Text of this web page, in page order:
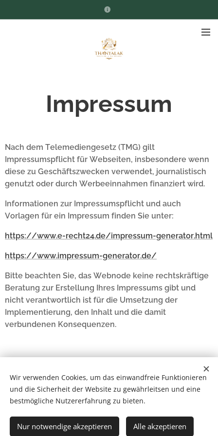
Impressum
Nach dem Telemediengesetz (TMG) gilt
Impressumspflicht für Webseiten, insbesondere wenn
diese zu Geschäftszwecken verwendet, journalistisch
genutzt oder durch Werbeeinnahmen finanziert wird.
Informationen zur Impressumspflicht und auch
Vorlagen für ein Impressum finden Sie unter:
https://www.e-recht24.de/impressum-generator.html
https://www.impressum-generator.de/
Bitte beachten Sie, das Webnode keine rechtskräftige
Beratung zur Erstellung Ihres Impressums gibt und
nicht verantwortlich ist für die Umsetzung der
Implementierung, den Inhalt und die damit
verbundenen Konsequenzen.
Cookies
Wir verwenden Cookies, um das einwandfreie Funktionieren
und die Sicherheit der Website zu gewährleitsen und eine
bestmögliche Nutzererfahrung zu bieten.
Nur notwendige akzeptieren Alle akzeptieren